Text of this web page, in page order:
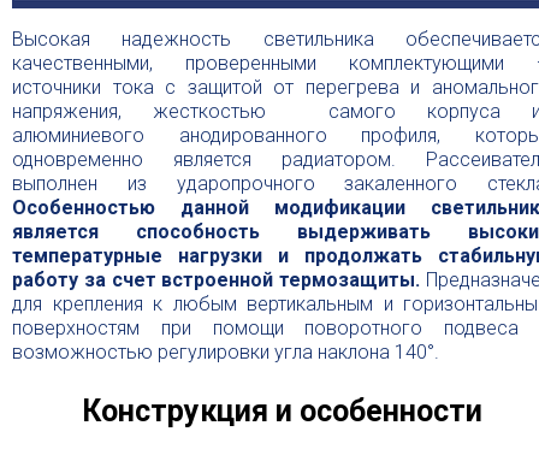
Высокая надежность светильника
качественными, проверенными комплектующими
источники тока с защитой от перегрева и
напряжения, жесткостью самого корпуса
алюминиевого анодированного профиля,
одновременно является радиатором.
выполнен из ударопрочного закаленного
Особенностью данной модификации
является способность выдерживать
температурные нагрузки и продолжать
работу за счет встроенной термозащиты.
для крепления к любым вертикальным и
поверхностям при помощи поворотного подвеса
возможностью регулировки угла наклона 140°.
Конструкция и особенности